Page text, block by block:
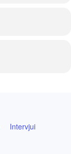
Intervjui